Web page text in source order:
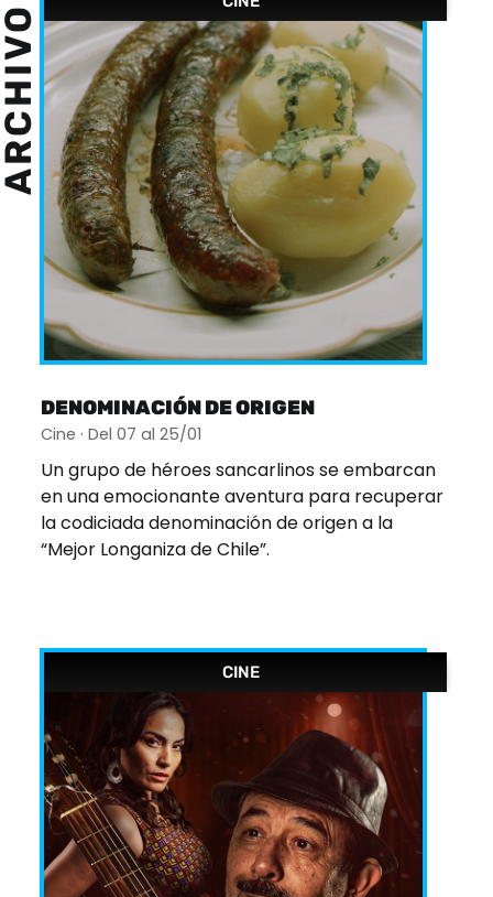
DENOMINACIÓN DE ORIGEN
Cine · Del 07 al 25/01
Un grupo de héroes sancarlinos se embarcan
en una emocionante aventura para recuperar
la codiciada denominación de origen a la
“Mejor Longaniza de Chile”.
CINE